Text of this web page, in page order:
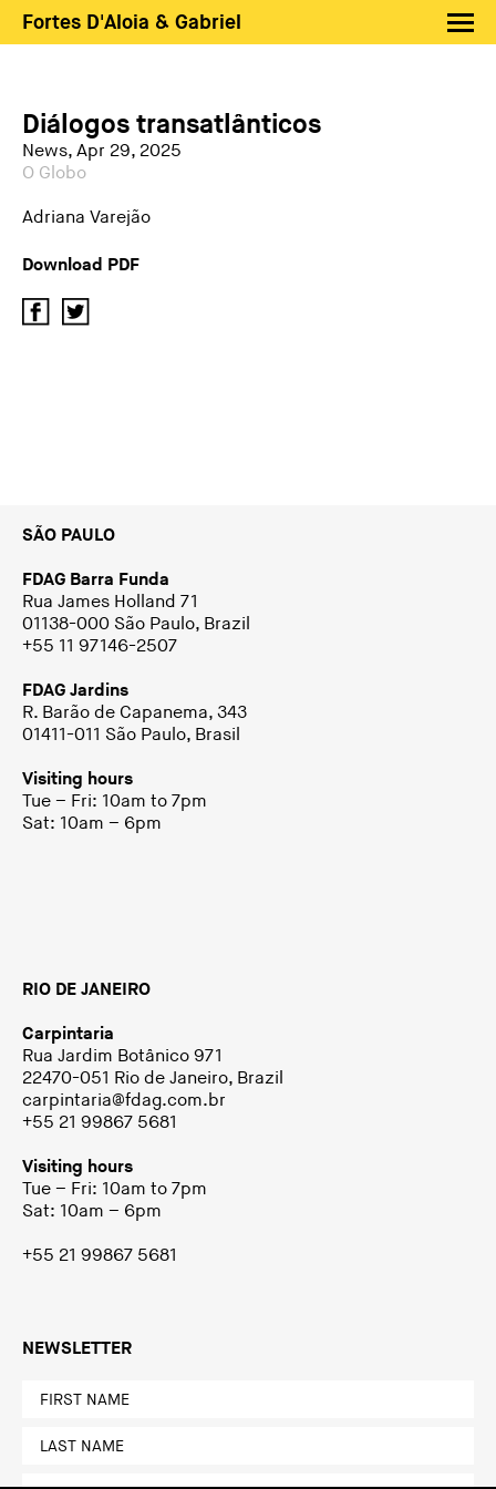
Fortes D'Aloia & Gabriel
Exhibitions
Fairs
About
Search
Diálogos transatlânticos
News, Apr 29, 2025
O Globo
Adriana Varejão
Download PDF
SÃO PAULO
FDAG Barra Funda
Rua James Holland 71
01138-000 São Paulo, Brazil
+55 11 97146-2507
FDAG Jardins
R. Barão de Capanema, 343
01411-011 São Paulo, Brasil
Visiting hours
Tue – Fri: 10am to 7pm
Sat: 10am – 6pm
RIO DE JANEIRO
Carpintaria
Rua Jardim Botânico 971
22470-051 Rio de Janeiro, Brazil
carpintaria@fdag.com.br
+55 21 99867 5681
Visiting hours
Tue – Fri: 10am to 7pm
Sat: 10am – 6pm
+55 21 99867 5681
NEWSLETTER